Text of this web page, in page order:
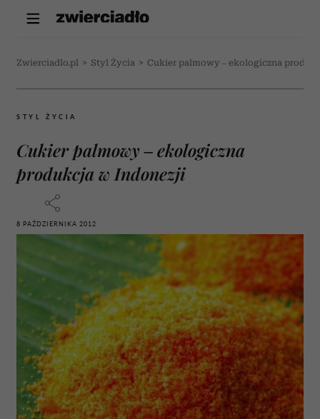
Zwierciadlo.pl > Styl Życia > Cukier palmowy – ekologiczna
STYL ŻYCIA
Cukier palmowy – ekologiczna
produkcja w Indonezji
8 PAŹDZIERNIKA 2012